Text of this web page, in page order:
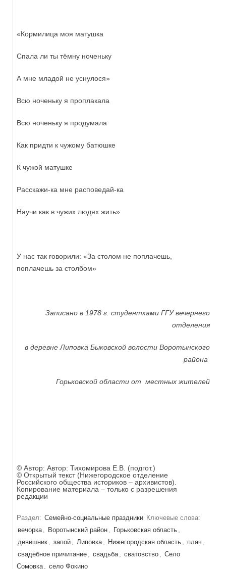
«Кормилица моя матушка
Спала ли ты тёмну ноченьку
А мне младой не уснулося»
Всю ноченьку я проплакала
Всю ноченьку я продумала
Как придти к чужому батюшке
К чужой матушке
Расскажи-ка мне расповедай-ка
Научи как в чужих людях жить»
У нас так говорили: «За столом не поплачешь,
поплачешь за столбом»
Записано в 1978 г. студентками ГГУ вечернего
отделения
в деревне Липовка Быковской волости Воротынского
района
Горьковской области от местных жителей
© Автор: Автор: Тихомирова Е.В. (подгот.)
© Открытый текст (Нижегородское отделение
Российского общества историков – архивистов).
Копирование материала – только с разрешения
редакции
Раздел: Семейно-социальные праздники Ключевые слова:
вечорка , Воротынский район , Горьковская область ,
девишник , запой , Липовка , Нижегородская область , плач ,
свадебное причитание , свадьба , сватовство , Село
Сомовка , село Фокино